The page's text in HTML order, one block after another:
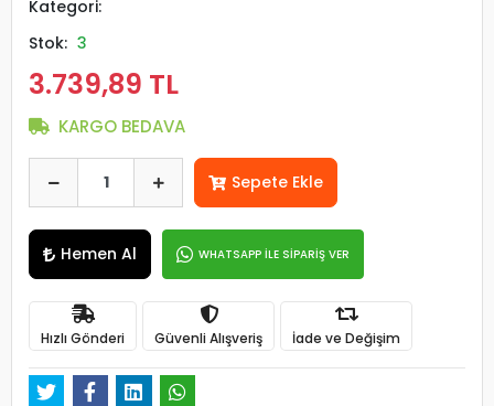
Kategori:
Stok: 3
3.739,89 TL
KARGO BEDAVA
Sepete Ekle
Hemen Al WHATSAPP İLE SİPARİŞ VER
Hızlı Gönderi Güvenli Alışveriş İade ve Değişim